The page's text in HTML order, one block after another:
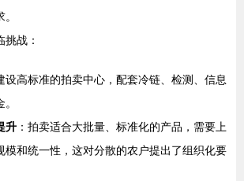
战：
设高标准的拍卖中心，配套冷链、检测、信息
升 ：拍卖适合大批量、标准化的产品，需要上
模和统一性，这对分散的农户提出了组织化要